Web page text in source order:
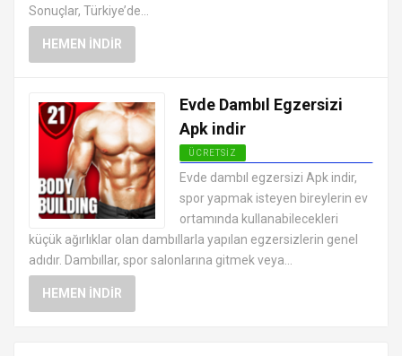
Sonuçlar, Türkiye’de...
HEMEN İNDIR
Evde Dambıl Egzersizi
Apk indir
ÜCRETSIZ
ANDROID SAĞLIK VE FITNESS
UYGULAMALARI APK
Evde dambıl egzersizi Apk indir,
spor yapmak isteyen bireylerin ev
ortamında kullanabilecekleri
küçük ağırlıklar olan dambıllarla yapılan egzersizlerin genel
adıdır. Dambıllar, spor salonlarına gitmek veya...
HEMEN İNDIR